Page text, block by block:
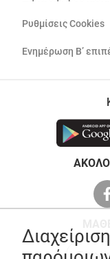
Ρυθμίσεις Cookies
Ενημέρωση Β’